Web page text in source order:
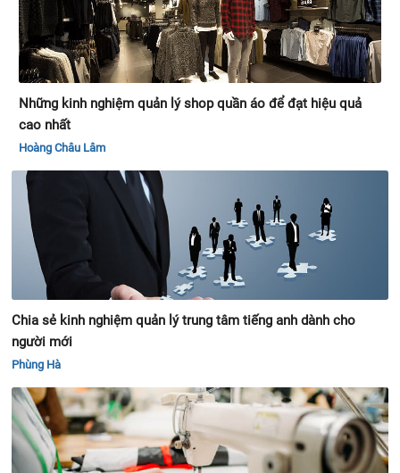
Những kinh nghiệm quản lý shop quần áo để đạt hiệu quả
cao nhất
Hoàng Châu Lâm
Chia sẻ kinh nghiệm quản lý trung tâm tiếng anh dành cho
người mới
Phùng Hà